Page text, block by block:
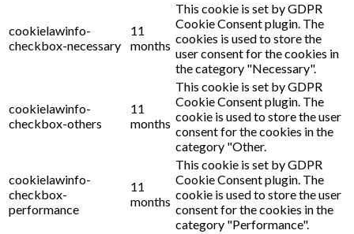
cookielawinfo-
checkbox-necessary
11
months
This cookie is set by GDPR
Cookie Consent plugin. The
cookies is used to store the
user consent for the cookies in
the category "Necessary".
cookielawinfo-
checkbox-others
11
months
This cookie is set by GDPR
Cookie Consent plugin. The
cookie is used to store the user
consent for the cookies in the
category "Other.
cookielawinfo-
checkbox-
performance
11
months
This cookie is set by GDPR
Cookie Consent plugin. The
cookie is used to store the user
consent for the cookies in the
category "Performance".